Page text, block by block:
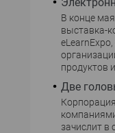
В конце
выставка-
продуктов
Две
зачислит в